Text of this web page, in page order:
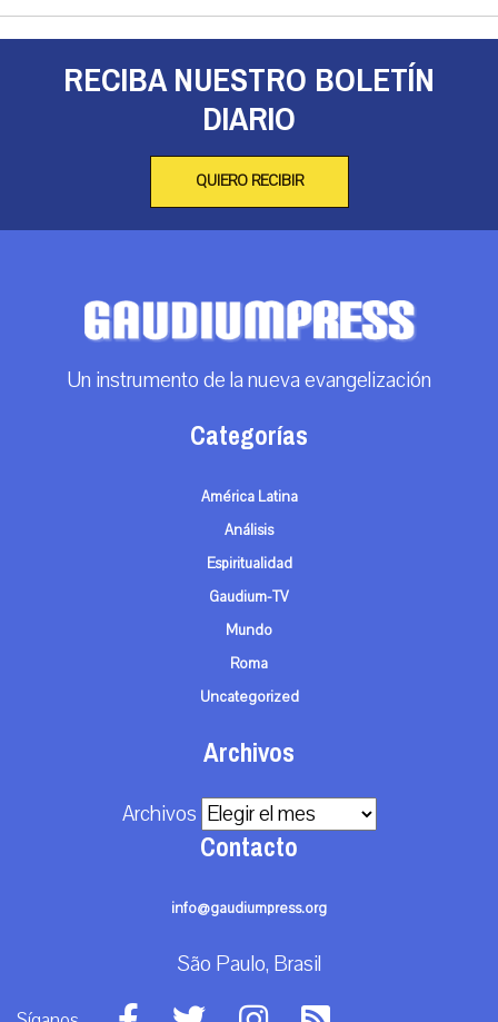
RECIBA NUESTRO BOLETÍN
DIARIO
QUIERO RECIBIR
Un instrumento de la nueva evangelización
Categorías
América Latina
Análisis
Espiritualidad
Gaudium-TV
Mundo
Roma
Uncategorized
Archivos
Archivos
Contacto
info@gaudiumpress.org
São Paulo, Brasil